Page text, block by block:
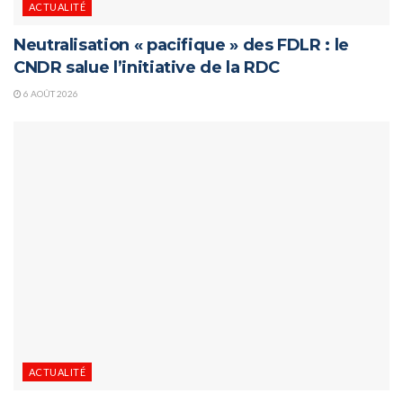
ACTUALITÉ
Neutralisation « pacifique » des FDLR : le
CNDR salue l’initiative de la RDC
6 AOÛT 2026
ACTUALITÉ